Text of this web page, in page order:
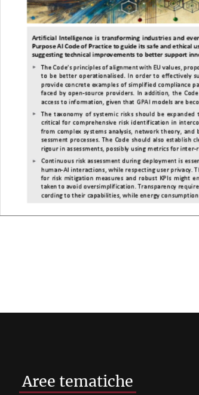
Aree tematiche